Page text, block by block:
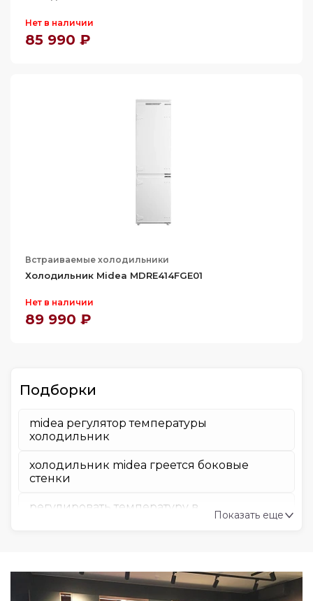
Нет в наличии
85 990 ₽
Встраиваемые холодильники
Холодильник Midea MDRE414FGE01
Нет в наличии
89 990 ₽
Подборки
midea регулятор температуры
холодильник
холодильник midea греется боковые
стенки
регулировать температуру в
серийный номер холодильника midea где
Показать еще